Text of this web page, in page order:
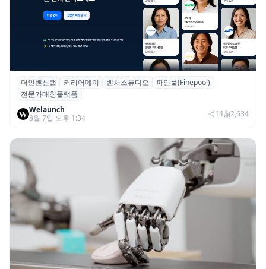
더인벤션랩·커리어데이, 스타트업 전문가 매
칭 플랫폼 ‘파인풀’ 출시
더인벤션랩 커리어데이 벤처스튜디오
파인풀(Finepool)
전문가매칭플랫폼
Welaunch
8월 7일 오후 1:34
14 2,634